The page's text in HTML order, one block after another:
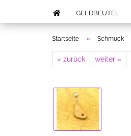
GELDBEUTEL
Startseite » Schmuck
« zurück weiter »